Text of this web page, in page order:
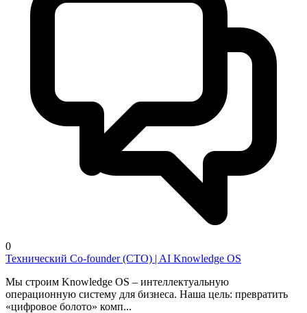
0
Технический Co-founder (CTO) | AI Knowledge OS
Мы строим Knowledge OS – интеллектуальную
операционную систему для бизнеса. Наша цель: превратить
«цифровое болото» комп...